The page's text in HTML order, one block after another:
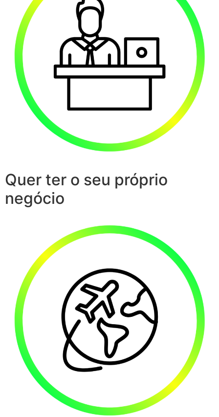
Quer ter o seu próprio
negócio